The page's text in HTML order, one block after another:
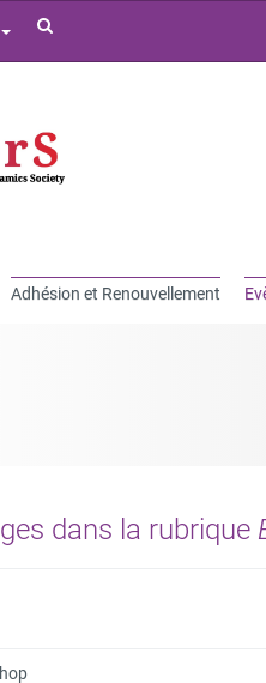
Adhésion et Renouvellement
dans la rubrique